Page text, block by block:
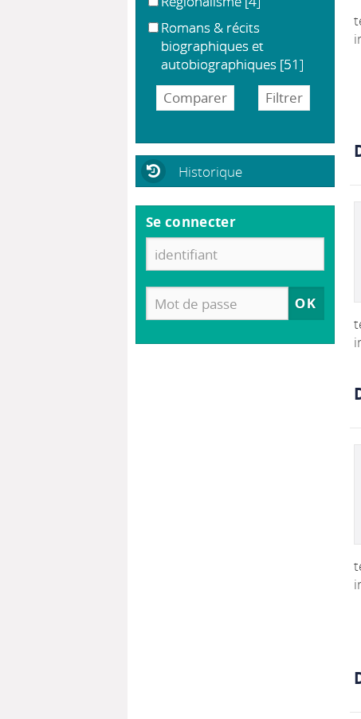
Romans & récits
biographiques et
autobiographiques [51]
Historique
Se connecter